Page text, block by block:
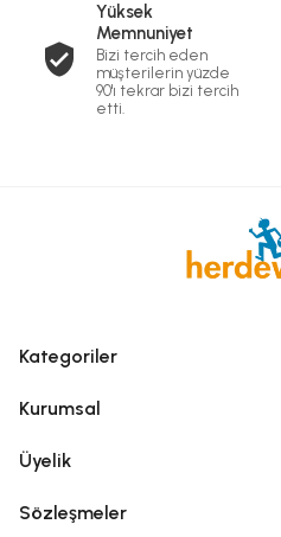
Yüksek
Memnuniyet
Bizi tercih eden
müşterilerin yüzde
90'ı tekrar bizi tercih
etti.
Kategoriler
Kurumsal
Üyelik
Sözleşmeler